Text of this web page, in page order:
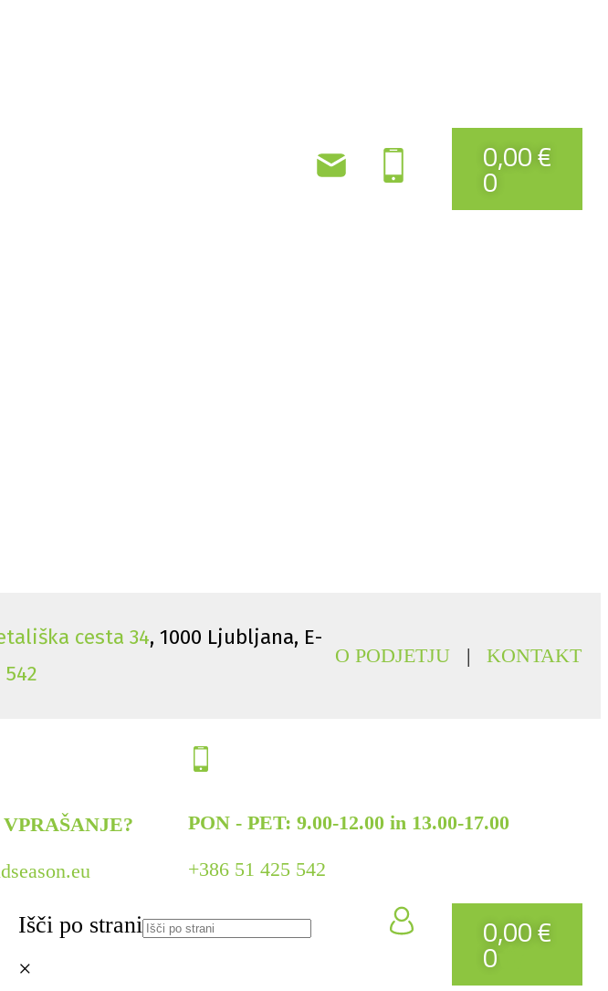
0,00€
0
cesta 34, 1000 Ljubljana, E-
542
O PODJETJU| KONTAKT
PON - PET: 9.00-12.00 in 13.00-17.00
+386 51 425 542
Išči po strani
×
0,00€
0